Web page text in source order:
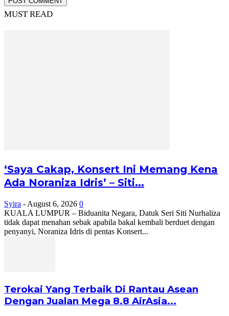
MUST READ
‘Saya Cakap, Konsert Ini Memang Kena
Ada Noraniza Idris’ – Siti...
Syira - August 6, 2026 0
KUALA LUMPUR – Biduanita Negara, Datuk Seri Siti Nurhaliza
tidak dapat menahan sebak apabila bakal kembali berduet dengan
penyanyi, Noraniza Idris di pentas Konsert...
Terokai Yang Terbaik Di Rantau Asean
Dengan Jualan Mega 8.8 AirAsia...